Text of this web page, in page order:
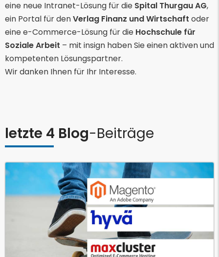
eine neue Intranet-Lösung für die Spital Thurgau AG,
ein Portal für denVerlag Finanz und Wirtschaft oder
eine e-Commerce-Lösung für die Hochschule für
Soziale Arbeit – mit insign haben Sie einen aktiven und
kompetenten Lösungspartner.
Wir danken Ihnen für Ihr Interesse.
letzte 4 Blog-Beiträge